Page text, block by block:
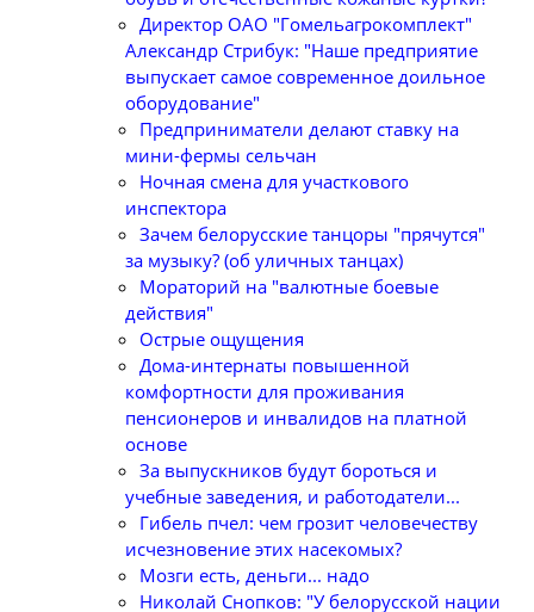
Директор ОАО "Гомельагрокомплект"
Александр Стрибук: "Наше предприятие
выпускает самое современное доильное
оборудование"
Предприниматели делают ставку на
мини-фермы сельчан
Ночная смена для участкового
инспектора
Зачем белорусские танцоры "прячутся"
за музыку? (об уличных танцах)
Мораторий на "валютные боевые
действия"
Острые ощущения
Дома-интернаты повышенной
комфортности для проживания
пенсионеров и инвалидов на платной
основе
За выпускников будут бороться и
учебные заведения, и работодатели...
Гибель пчел: чем грозит человечеству
исчезновение этих насекомых?
Мозги есть, деньги... надо
Николай Снопков: "У белорусской нации